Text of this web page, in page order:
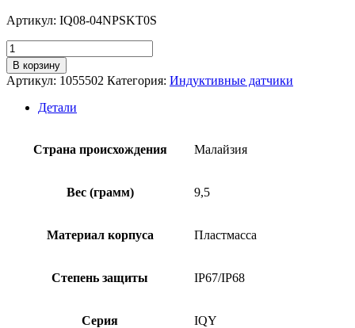
Артикул: IQ08-04NPSKT0S
Количество
товара
Индуктивный
датчик
SICK
В корзину
Артикул: 1055502 Категория: Индуктивные датчики
Детали
Страна происхождения Малайзия
Вес (грамм) 9,5
Материал корпуса Пластмасса
Степень защиты IP67/IP68
Серия IQY